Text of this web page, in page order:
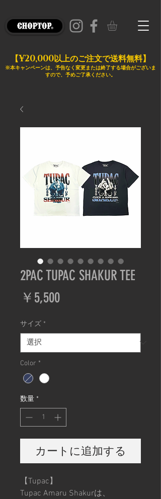
【¥20,000以上のご注文で送料無料】
※本キャンペーンは、予告なく変更または終了する場合がございま
すので、予めご了承ください。
2PAC TUPAC SHAKUR TEE
￥5,500価
サイズ *
Color *
数量 *
カートに追加する
【Tupac】
Tupac Amaru Shakurは、